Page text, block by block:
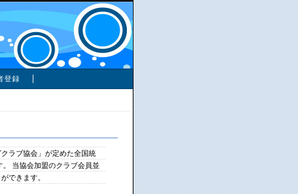
登録
ラブ協会」が定めた全国統
当協会加盟のクラブ会員並
できます。